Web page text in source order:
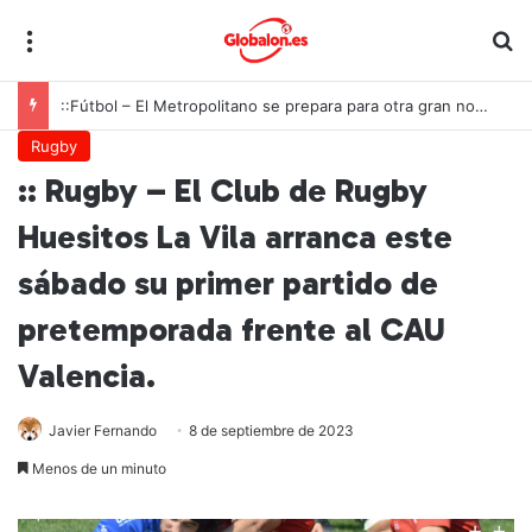
::Fútbol – El Metropolitano se prepara para otra gran noche de la Roja ante Inglaterra
Rugby
:: Rugby – El Club de Rugby
Huesitos La Vila arranca este
sábado su primer partido de
pretemporada frente al CAU
Valencia.
Javier Fernando 8 de septiembre de 2023
Menos de un minuto